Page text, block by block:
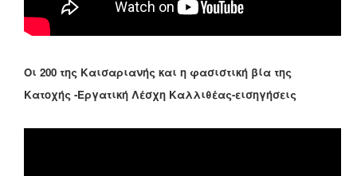
Οι 200 της Καισαριανής και η φασιστική βία της
Κατοχής -Εργατική Λέσχη Καλλιθέας-εισηγήσεις